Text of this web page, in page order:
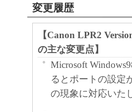
輸出
お客様は、日本国
な認可等を得るこ
または一部を、直
ん。
契約期間
本契約書は、
変更履歴
【Canon LPR2
の主な変更点】
Microsoft
るとポートの設定
の現象に対応いた